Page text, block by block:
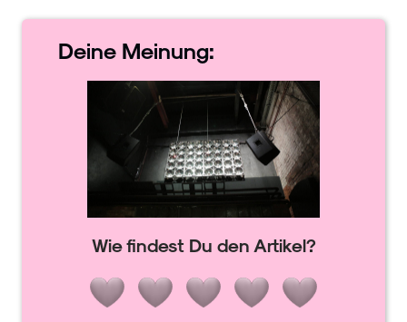
Deine Meinung:
Wie findest Du den Artikel?